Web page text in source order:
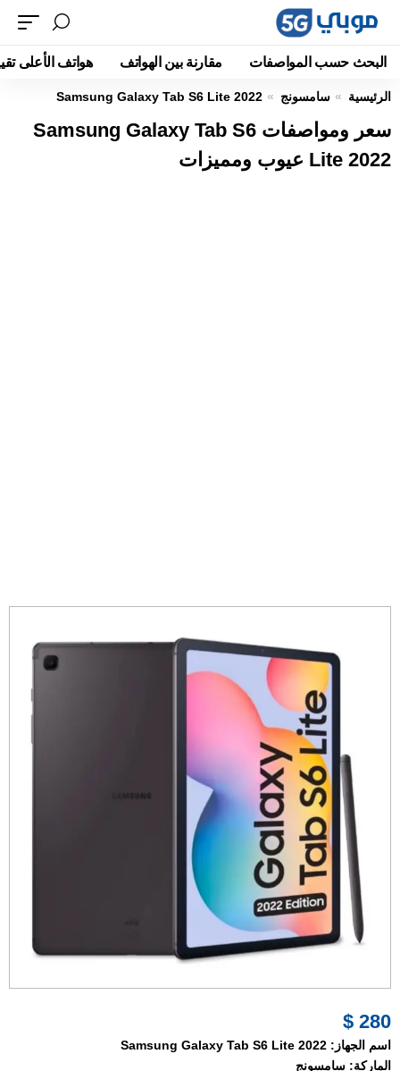
البحث حسب المواصفات مقارنة بين الهواتف هواتف الأعلى
الرئيسية سامسونج Samsung Galaxy Tab S6 Lite 2022
سعر ومواصفات Samsung Galaxy Tab S6
Lite 2022 عيوب ومميزات
280 $
اسم الجهاز: Samsung Galaxy Tab S6 Lite 2022
الماركة: سامسونج